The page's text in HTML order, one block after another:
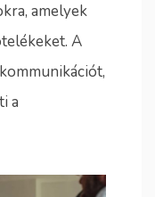
amelyek
A
a